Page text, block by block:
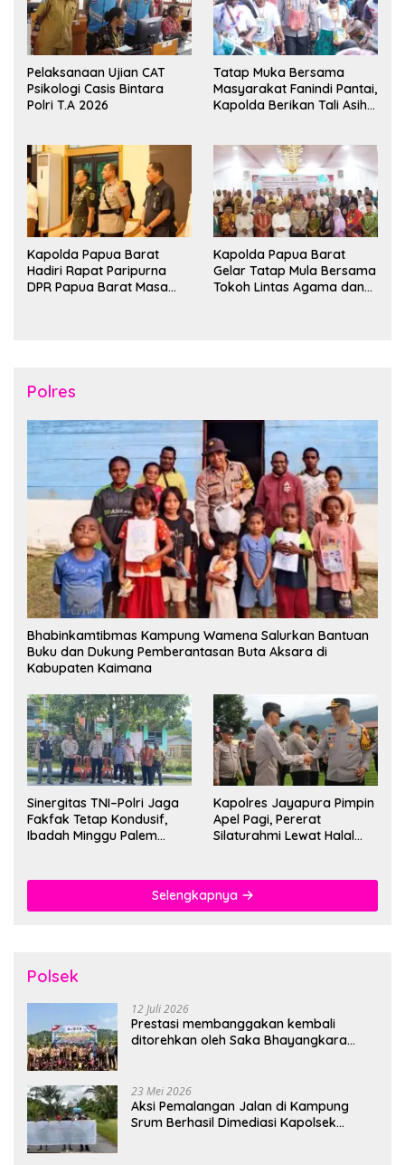
Pelaksanaan Ujian CAT
Psikologi Casis Bintara
Polri T.A 2026
Tatap Muka Bersama
Masyarakat Fanindi Pantai,
Kapolda Berikan Tali Asih
Kapolda Papua Barat
Hadiri Rapat Paripurna
DPR Papua Barat Masa
Kapolda Papua Barat
Gelar Tatap Mula Bersama
Tokoh Lintas Agama dan
Polres
Bhabinkamtibmas Kampung Wamena Salurkan Bantuan
Buku dan Dukung Pemberantasan Buta Aksara di
Kabupaten Kaimana
Sinergitas TNI–Polri Jaga
Fakfak Tetap Kondusif,
Ibadah Minggu Palem
Kapolres Jayapura Pimpin
Apel Pagi, Pererat
Silaturahmi Lewat Halal
Selengkapnya
Polsek
12 Juli 2026
Prestasi membanggakan kembali
ditorehkan oleh Saka Bhayangkara
23 Mei 2026
Aksi Pemalangan Jalan di Kampung
Srum Berhasil Dimediasi Kapolsek